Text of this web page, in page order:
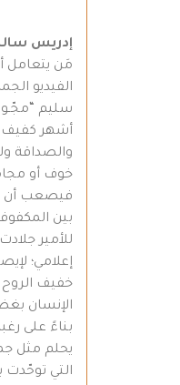
إدريس
مَن يتعامل
سليم “مجّـو
أشهر كفيف
والصداقة
خوف أو
فيصعب أن
بين
للأمير
إعلامي؛
خفيف الروح
الإنسان
بناءً على
يحلم مثل
التي توحّدت